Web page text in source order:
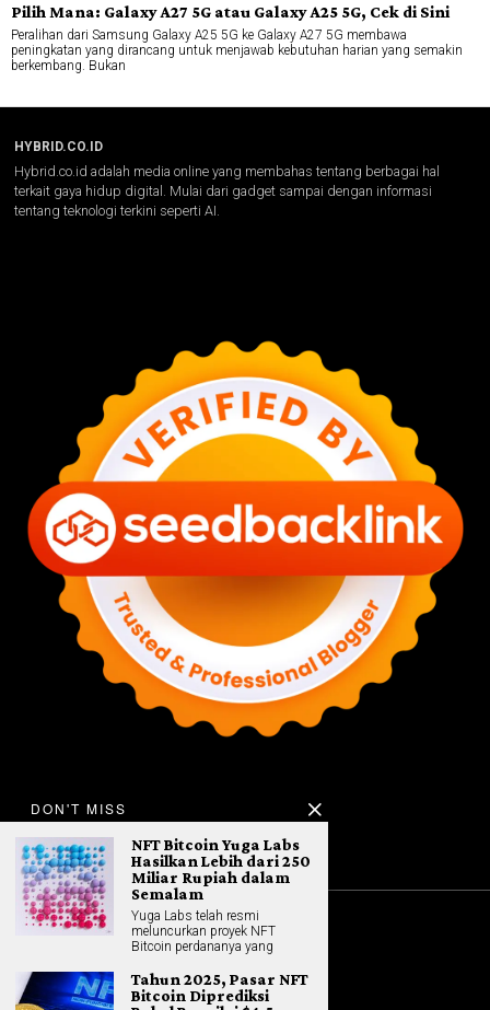
Pilih Mana: Galaxy A27 5G atau Galaxy A25 5G, Cek di Sini
Peralihan dari Samsung Galaxy A25 5G ke Galaxy A27 5G membawa
peningkatan yang dirancang untuk menjawab kebutuhan harian yang semakin
berkembang. Bukan
HYBRID.CO.ID
Hybrid.co.id adalah media online yang membahas tentang berbagai hal
terkait gaya hidup digital. Mulai dari gadget sampai dengan informasi
tentang teknologi terkini seperti AI.
All rights reserved. Hybrid.co.id
DON'T MISS
NFT Bitcoin Yuga Labs
Hasilkan Lebih dari 250
Miliar Rupiah dalam
Semalam
Yuga Labs telah resmi
meluncurkan proyek NFT
Bitcoin perdananya yang
Tahun 2025, Pasar NFT
Bitcoin Diprediksi